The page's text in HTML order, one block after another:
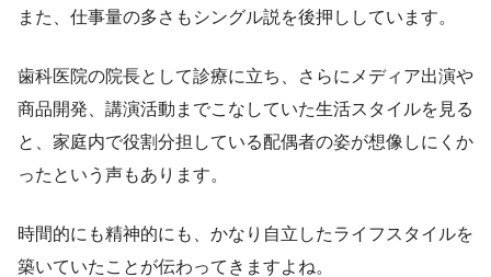
また、仕事量の多さもシングル説を後押ししています。
歯科医院の院長として診療に立ち、さらにメディア出演や
商品開発、講演活動までこなしていた生活スタイルを見る
と、家庭内で役割分担している配偶者の姿が想像しにくか
ったという声もあります。
時間的にも精神的にも、かなり自立したライフスタイルを
築いていたことが伝わってきますよね。